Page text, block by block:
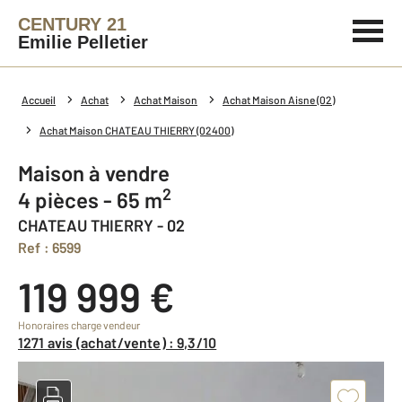
CENTURY 21
Emilie Pelletier
Accueil Achat Achat Maison Achat Maison Aisne (02)
Achat Maison CHATEAU THIERRY (02400)
Maison à vendre
4 pièces - 65 m2
CHATEAU THIERRY - 02
Ref : 6599
119 999 €
Honoraires charge vendeur
1271 avis (achat/vente) : 9,3/10